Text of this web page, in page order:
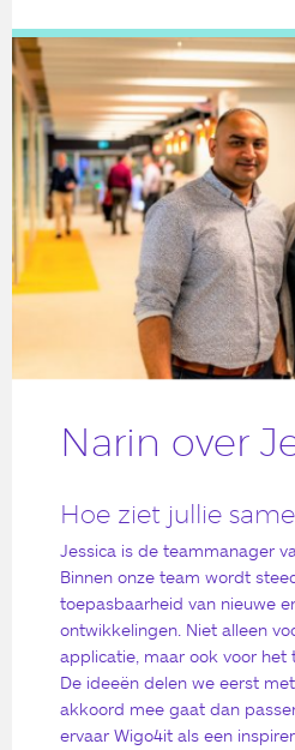
Narin over
Hoe ziet jullie
Jessica is de teammanager
Binnen onze team wordt
toepasbaarheid van nieuwe
ontwikkelingen. Niet alleen
applicatie, maar ook voor het
De ideeën delen we eerst
akkoord mee gaat dan
ervaar Wigo4it als een